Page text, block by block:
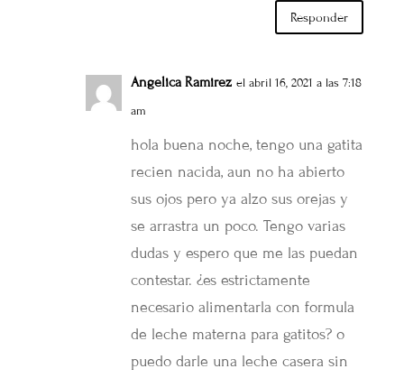
Responder
Angelica Ramirez el abril 16, 2021 a las 7:18
am
hola buena noche, tengo una gatita
recien nacida, aun no ha abierto
sus ojos pero ya alzo sus orejas y
se arrastra un poco. Tengo varias
dudas y espero que me las puedan
contestar. ¿es estrictamente
necesario alimentarla con formula
de leche materna para gatitos? o
puedo darle una leche casera sin